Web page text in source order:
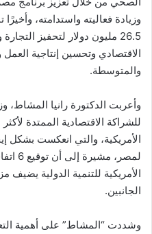
وزيادة فعاليته واستدامته،
26.5 مليون دولار لتحفيز
الاقتصادي وتحسين إنتاجية
والمتوسطة.
وأعربت الدكتورة رانيا المشاط،
الأمريكية، والتي انعكست بشكل
الأمريكية للتنمية الدولية يضيف
الجانبين.
وشددت “المشاط” على أهمية